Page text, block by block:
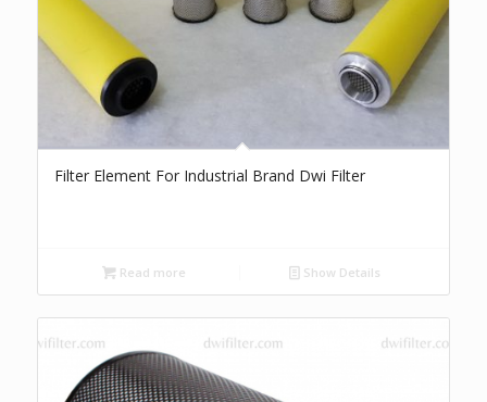
Filter Element For Industrial Brand Dwi Filter
Read more Show Details